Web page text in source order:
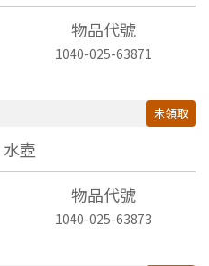
物品代號
1040-025-63871
未領取
水壺
物品代號
1040-025-63873